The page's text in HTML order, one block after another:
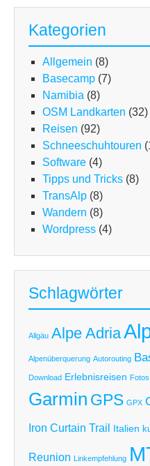
Kategorien
Allgemein (8)
Basecamp (7)
Namibia (8)
OSM Landkarten (32)
Reisen (92)
Schneeschuhtouren
Software (4)
Tipps und Tricks (8)
TransAlp (8)
Wandern (8)
Wordpress (4)
Schlagwörter
Allgäu Alpe Adria
Alpenüberquerung Autorouting
Download Erlebnisreisen Fotos
Garmin GPS GPX
Iron Curtain Trail Italien
Reunion Linkempfehlung